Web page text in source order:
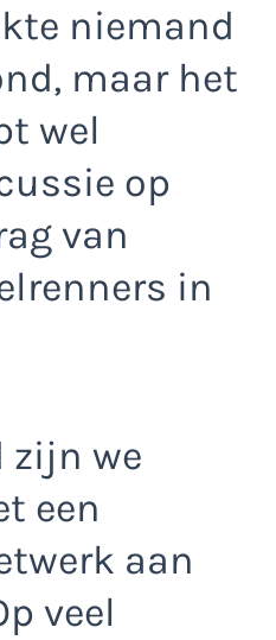
niemand
maar het
wel
op
van
in
zijn we
een
aan
veel